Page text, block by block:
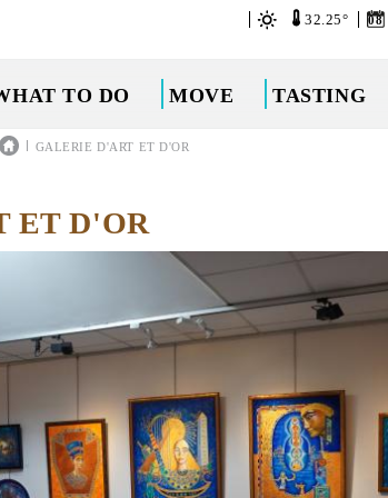
32.25° 08
TO DO MOVE TASTING
| GALERIE D'ART ET D'OR
ET D'OR